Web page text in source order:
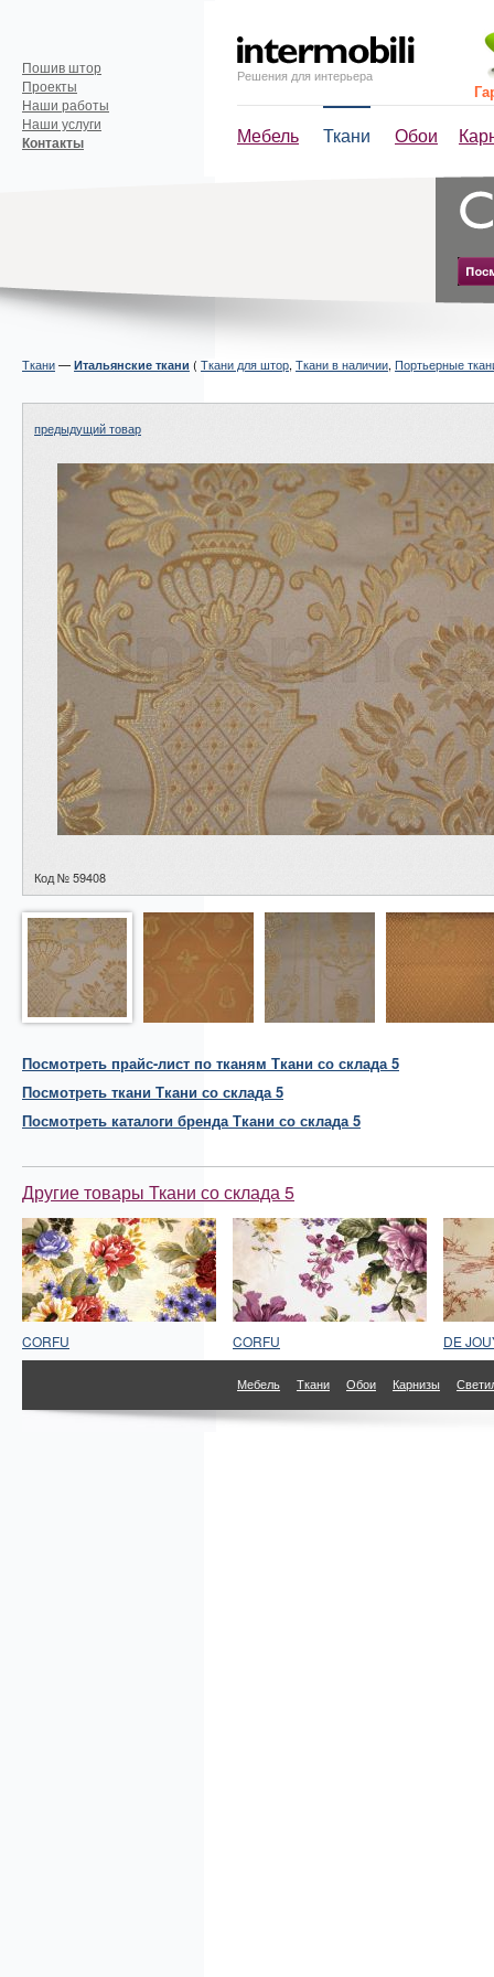
Решения для интерьера
Мебель Ткани Обои
Пошив штор
Проекты
Наши работы
Наши услуги
Контакты
Ткани— Итальянские ткани ( Ткани для штор, Ткани в наличии, Портьерные
предыдущий товар
Код № 59408
Посмотреть прайс-лист по тканям Ткани со склада 5
Посмотреть ткани Ткани со склада 5
Посмотреть каталоги бренда Ткани со склада 5
Другие товары Ткани со склада 5
CORFU CORFU DE
Мебель Ткани Обои Карнизы